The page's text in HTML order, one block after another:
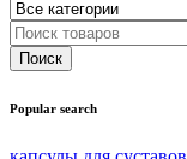
Popular search